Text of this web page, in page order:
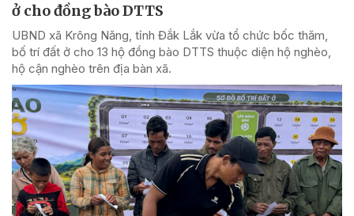
ở cho đồng bào DTTS
UBND xã Krông Năng, tỉnh Đắk Lắk vừa tổ chức bốc thăm,
bố trí đất ở cho 13 hộ đồng bào DTTS thuộc diện hộ nghèo,
hộ cận nghèo trên địa bàn xã.